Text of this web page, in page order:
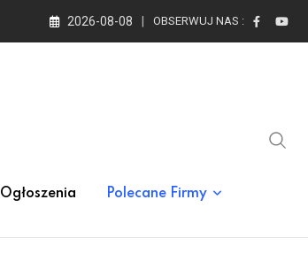
2026-08-08 OBSERWUJ NAS :
Ogłoszenia Polecane Firmy